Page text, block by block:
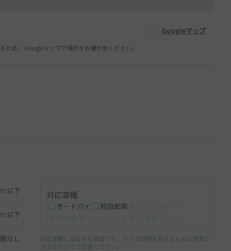
Googleマップ
め、Googleマップで場所をお確かめください。
以下
以下
なし
対応車種
オートバイ 軽自動車
対応車種に該当する車両でも、サイズ制限を超えるものは駐車で
きませんのでご注意ください。